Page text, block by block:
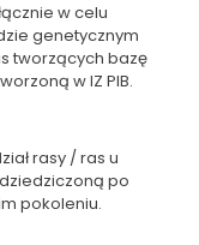
w celu
genetycznym
tworzących bazę
w IZ PIB.
rasy / ras u
po
pokoleniu.